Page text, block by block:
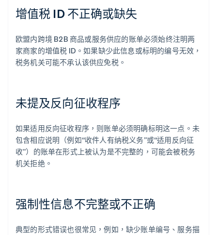
增值税 ID 不正确或缺失
欧盟内跨境 B2B 商品或服务供应的账单必须始终注明两
家商家的增值税 ID。如果缺少此信息或标明的编号无效，
税务机关可能不承认该供应免税。
未提及反向征收程序
如果适用反向征收程序，则账单必须明确标明这一点。未
包含相应说明（例如“收件人有纳税义务”或“适用反向征
收”）的账单在形式上被认为是不完整的，可能会被税务
机关拒绝。
强制性信息不完整或不正确
典型的形式错误也很常见，例如，缺少账单编号、服务描